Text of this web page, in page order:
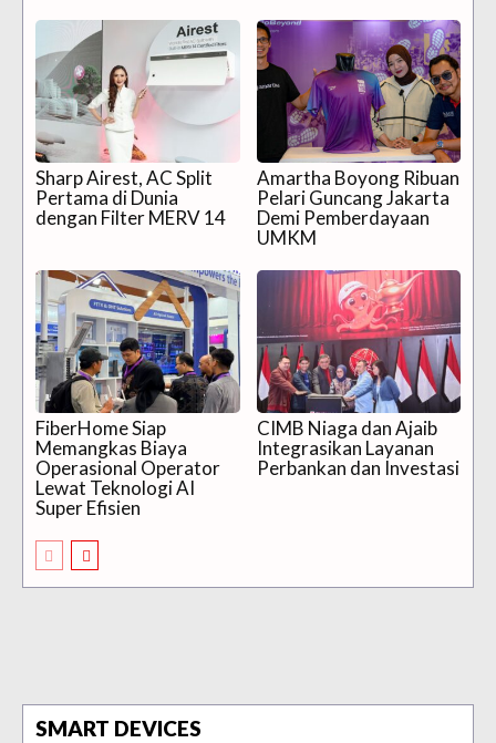
Sharp Airest, AC Split
Pertama di Dunia
dengan Filter MERV 14
Amartha Boyong Ribuan
Pelari Guncang Jakarta
Demi Pemberdayaan
UMKM
FiberHome Siap
Memangkas Biaya
Operasional Operator
Lewat Teknologi AI
Super Efisien
CIMB Niaga dan Ajaib
Integrasikan Layanan
Perbankan dan Investasi
SMART DEVICES